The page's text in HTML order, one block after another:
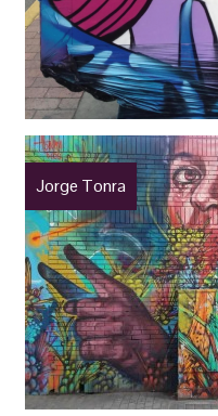
Jorge Tonra